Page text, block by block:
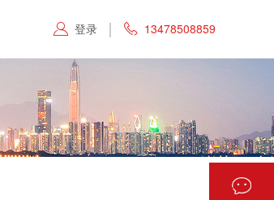
 登录  13478508859